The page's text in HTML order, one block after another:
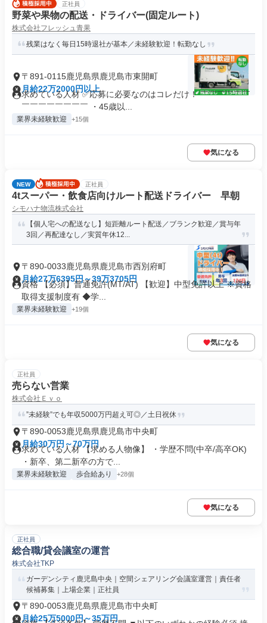
正社員
野菜や果物の配送・ドライバー(固定ルート)
株式会社フレッシュ青果
残業はなく毎日15時退社が基本／未経験歓迎！転勤なし
〒891-0115鹿児島県鹿児島市東開町
月給22万2000円以上
求めている人材 ✅応募に必要なのはコレだけ！ ￣￣￣￣￣￣
￣￣￣￣￣￣￣￣ ・45歳以...
業界未経験歓迎 +15個
気になる
NEW 正社員
4tスーパー・飲食店向けルート配送ドライバー 早朝
シモハナ物流株式会社
【個人宅への配送なし】短距離ルート配送／ブランク歓迎／賞与年
3回／再配達なし／実質年休12...
〒890-0033鹿児島県鹿児島市西別府町
月給27万6395円～39万3705円
資格 【必須】普通免許(MT/AT) 【歓迎】中型免許以上 ※資格
取得支援制度有 ◆学...
業界未経験歓迎 +19個
気になる
正社員
売らない営業
株式会社Ｅｖｏ
”未経験”でも年収5000万円超え可◎／土日祝休
〒890-0053鹿児島県鹿児島市中央町
月給30万円～70万円
求めている人材 【求める人物像】 ・学歴不問(中卒/高卒OK)
・新卒、第二新卒の方で...
業界未経験歓迎 歩合給あり +28個
気になる
正社員
総合職/貸会議室の運営
株式会社TKP
ガーデンシティ鹿児島中央｜空間シェアリング会議室運営｜責任者
候補募集｜上場企業｜正社員
〒890-0053鹿児島県鹿児島市中央町
月給25万5000円～35万円